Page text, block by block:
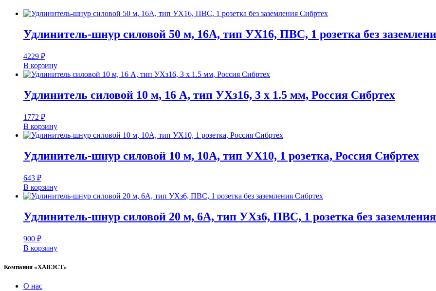
Удлинитель-шнур силовой 50 м, 16А, тип УХ16, ПВС, 1 розетка без
4229 ₽
В корзину
Удлинитель силовой 10 м, 16 А, тип УХз16, 3 x 1.5 мм, Россия Сибртех
1772 ₽
В корзину
Удлинитель-шнур силовой 10 м, 10A, тип УХ10, 1 розетка, Россия Сибртех
643 ₽
В корзину
Удлинитель-шнур силовой 20 м, 6А, тип УХз6, ПВС, 1 розетка без
900 ₽
В корзину
Компания «ХАВЭСТ»
О нас